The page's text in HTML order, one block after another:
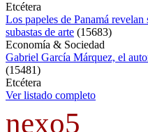
Etcétera
Los papeles de Panamá revelan
subastas de arte (15683)
Economía & Sociedad
Gabriel García Márquez, el
(15481)
Etcétera
Ver listado completo
nexo5